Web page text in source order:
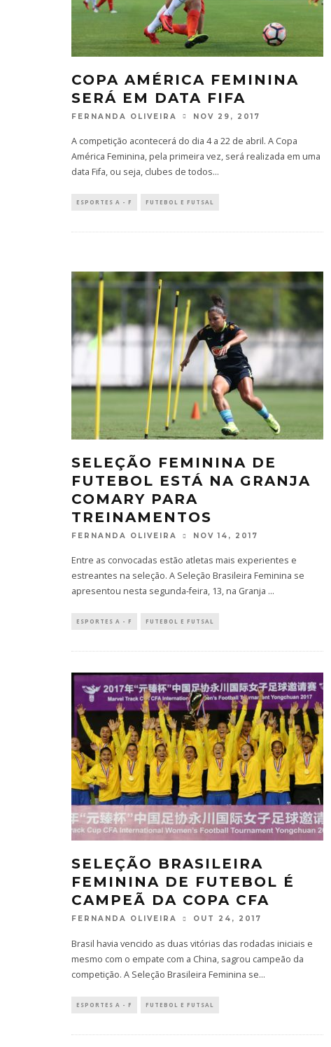
COPA AMÉRICA FEMININA
SERÁ EM DATA FIFA
FERNANDA OLIVEIRA NOV 29, 2017
A competição acontecerá do dia 4 a 22 de abril. A Copa
América Feminina, pela primeira vez, será realizada em uma
data Fifa, ou seja, clubes de todos...
ESPORTES A - F FUTEBOL E FUTSAL
SELEÇÃO FEMININA DE
FUTEBOL ESTÁ NA GRANJA
COMARY PARA
TREINAMENTOS
FERNANDA OLIVEIRA NOV 14, 2017
Entre as convocadas estão atletas mais experientes e
estreantes na seleção. A Seleção Brasileira Feminina se
apresentou nesta segunda-feira, 13, na Granja ...
ESPORTES A - F FUTEBOL E FUTSAL
SELEÇÃO BRASILEIRA
FEMININA DE FUTEBOL É
CAMPEÃ DA COPA CFA
FERNANDA OLIVEIRA OUT 24, 2017
Brasil havia vencido as duas vitórias das rodadas iniciais e
mesmo com o empate com a China, sagrou campeão da
competição. A Seleção Brasileira Feminina se...
ESPORTES A - F FUTEBOL E FUTSAL